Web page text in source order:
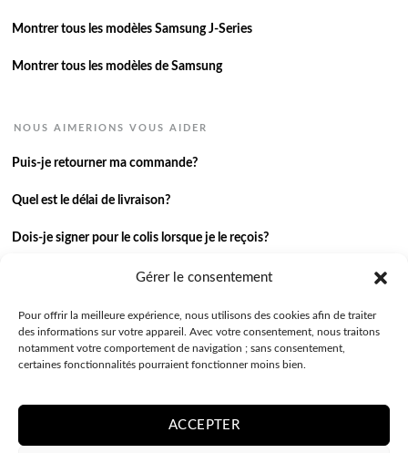
Gérer le consentement
Pour offrir la meilleure expérience, nous utilisons des cookies afin de traiter
des informations sur votre appareil. Avec votre consentement, nous traitons
notamment votre comportement de navigation ; sans consentement,
certaines fonctionnalités pourraient fonctionner moins bien.
ACCEPTER
Montrer tous les modèles Samsung J-Series
Montrer tous les modèles de Samsung
NOUS AIMERIONS VOUS AIDER
Puis-je retourner ma commande?
Quel est le délai de livraison?
Dois-je signer pour le colis lorsque je le reçois?
Je n’ai pas reçu ma commande.
J’ai une autre question.
Contactez-nous